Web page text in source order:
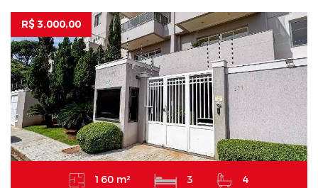
R$ 3.000,00
160 m² 3 4